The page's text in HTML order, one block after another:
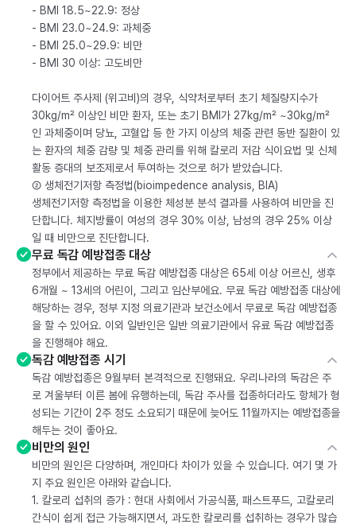
- BMI 18.5~22.9: 정상
- BMI 23.0~24.9: 과체중
- BMI 25.0~29.9: 비만
- BMI 30 이상: 고도비만
다이어트 주사제 (위고비)의 경우, 식약처로부터 초기 체질량지수가
30kg/m² 이상인 비만 환자, 또는 초기 BMI가 27kg/m² ~30kg/m²
인 과체중이며 당뇨, 고혈압 등 한 가지 이상의 체중 관련 동반 질환이 있
는 환자의 체중 감량 및 체중 관리를 위해 칼로리 저감 식이요법 및 신체
활동 증대의 보조제로서 투여하는 것으로 허가 받았습니다.
② 생체전기저항 측정법(bioimpedence analysis, BIA)
생체전기저항 측정법을 이용한 체성분 분석 결과를 사용하여 비만을 진
단합니다. 체지방률이 여성의 경우 30% 이상, 남성의 경우 25% 이상
일 때 비만으로 진단합니다.
무료 독감 예방접종 대상
정부에서 제공하는 무료 독감 예방접종 대상은 65세 이상 어르신, 생후
6개월 ~ 13세의 어린이, 그리고 임산부에요. 무료 독감 예방접종 대상에
해당하는 경우, 정부 지정 의료기관과 보건소에서 무료로 독감 예방접종
을 할 수 있어요. 이외 일반인은 일반 의료기관에서 유료 독감 예방접종
을 진행해야 해요.
독감 예방접종 시기
독감 예방접종은 9월부터 본격적으로 진행돼요. 우리나라의 독감은 주
로 겨울부터 이른 봄에 유행하는데, 독감 주사를 접종하더라도 항체가 형
성되는 기간이 2주 정도 소요되기 때문에 늦어도 11월까지는 예방접종을
해두는 것이 좋아요.
비만의 원인
비만의 원인은 다양하며, 개인마다 차이가 있을 수 있습니다. 여기 몇 가
지 주요 원인은 아래와 같습니다.
1. 칼로리 섭취의 증가 : 현대 사회에서 가공식품, 패스트푸드, 고칼로리
간식이 쉽게 접근 가능해지면서, 과도한 칼로리를 섭취하는 경우가 많습